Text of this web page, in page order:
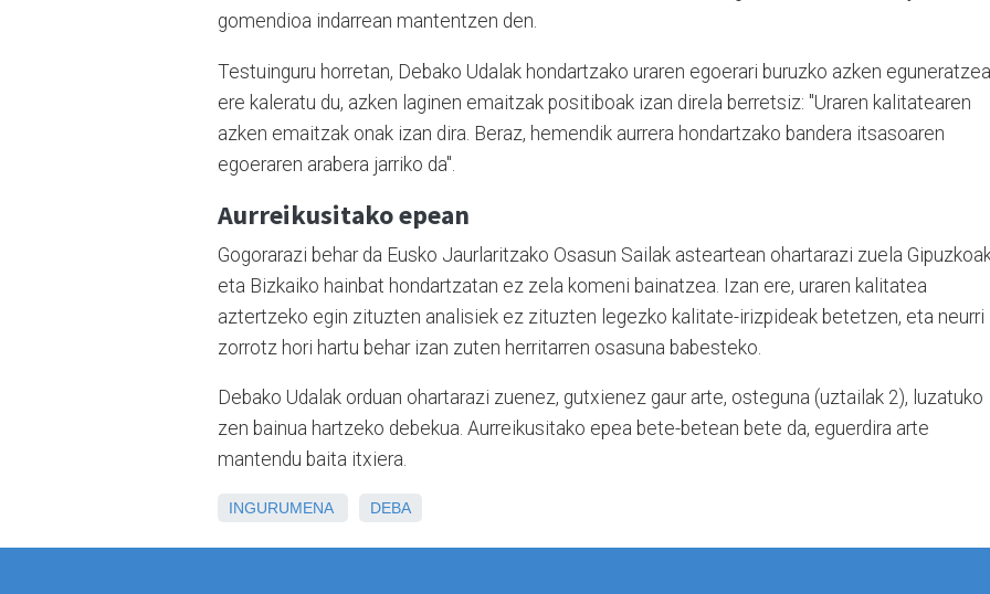
gomendioa indarrean mantentzen den.
Testuinguru horretan, Debako Udalak hondartzako uraren egoerari buruzko azken eguneratzea
ere kaleratu du, azken laginen emaitzak positiboak izan direla berretsiz: "Uraren kalitatearen
azken emaitzak onak izan dira. Beraz, hemendik aurrera hondartzako bandera itsasoaren
egoeraren arabera jarriko da".
Aurreikusitako epean
Gogorarazi behar da Eusko Jaurlaritzako Osasun Sailak asteartean ohartarazi zuela
eta Bizkaiko hainbat hondartzatan ez zela komeni bainatzea. Izan ere, uraren kalitatea
aztertzeko egin zituzten analisiek ez zituzten legezko kalitate-irizpideak betetzen, eta neurri
zorrotz hori hartu behar izan zuten herritarren osasuna babesteko.
Debako Udalak orduan ohartarazi zuenez, gutxienez gaur arte, osteguna (uztailak 2), luzatuko
zen bainua hartzeko debekua. Aurreikusitako epea bete-betean bete da, eguerdira arte
mantendu baita itxiera.
INGURUMENA DEBA